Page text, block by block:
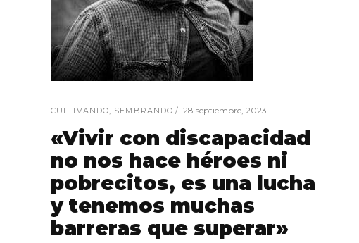
CULTIVANDO, SEMBRANDO 28 septiembre, 2023
«Vivir con discapacidad
no nos hace héroes ni
pobrecitos, es una lucha
y tenemos muchas
barreras que superar»